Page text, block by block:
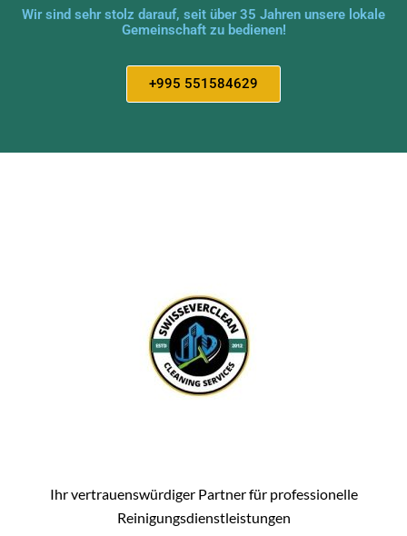
Wir sind sehr stolz darauf, seit über 35 Jahren unsere lokale
Gemeinschaft zu bedienen!
+995 551584629
Ihr vertrauenswürdiger Partner für professionelle
Reinigungsdienstleistungen